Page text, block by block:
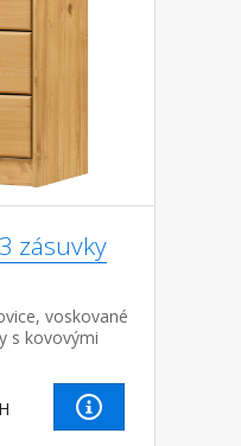
zásuvky
voskované
s kovovými